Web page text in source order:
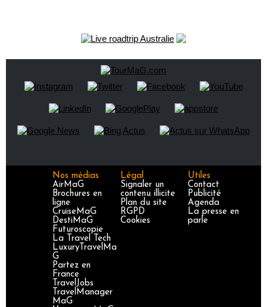
Nos médias
AirMaG
Brochures en
ligne
CruiseMaG
DestiMaG
Futuroscopie
La Travel Tech
LuxuryTravelMa
G
Partez en
France
TravelJobs
TravelManager
MaG
Légal
Signaler un
contenu illicite
Plan du site
RGPD
Cookies
Utiles
Contact
Publicité
Agenda
La presse en
parle